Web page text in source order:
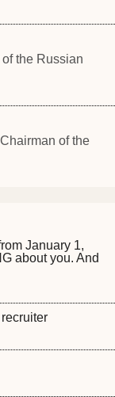
the Russian
of the
January 1,
about you. And